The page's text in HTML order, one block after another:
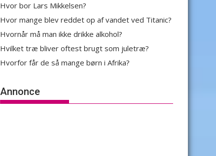
Hvor bor Lars Mikkelsen?
Hvor mange blev reddet op af vandet ved Titanic?
Hvornår må man ikke drikke alkohol?
Hvilket træ bliver oftest brugt som juletræ?
Hvorfor får de så mange børn i Afrika?
Annonce